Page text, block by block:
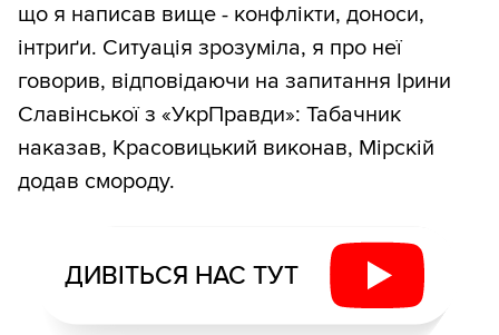
що я написав вище - конфлікти, доноси,
інтриґи. Ситуація зрозуміла, я про неї
говорив, відповідаючи на запитання Ірини
Славінської з «УкрПравди»: Табачник
наказав, Красовицький виконав, Мірскій
додав смороду.
ДИВІТЬСЯ НАС ТУТ